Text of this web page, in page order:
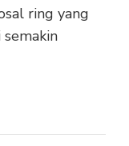
ring yang